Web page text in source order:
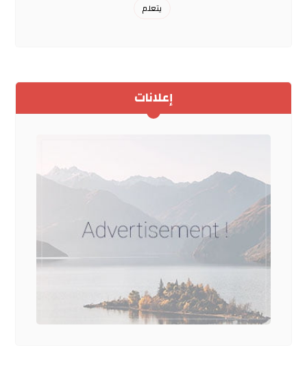
يتعلم
إعلانات